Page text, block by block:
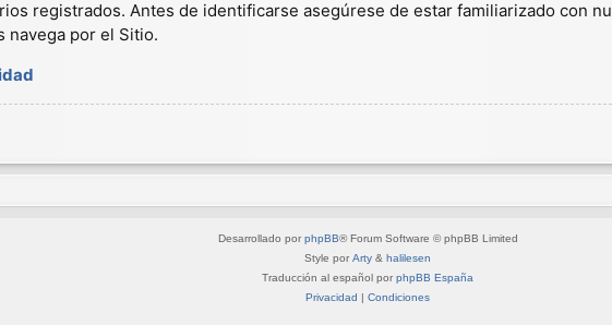
registrados. Antes de identificarse asegúrese de estar familiarizado con
navega por el Sitio.
Desarrollado por phpBB® Forum Software © phpBB Limited
Style por Arty & halilesen
Traducción al español por phpBB España
Privacidad | Condiciones